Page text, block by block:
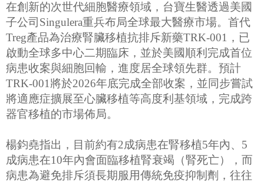
在創新的次世代細胞醫療領域，台寶生醫透過美國
子公司Singulera重兵布局全球最大醫療市場。首代
Treg產品為治療腎臟移植抗排斥新藥TRK-001，已
啟動全球多中心二期臨床，並於美國順利完成首位
病患收案與細胞回輸，進度居全球領先群。預計
TRK-001將於2026年底完成全部收案，並同步嘗試
將適應症擴展至心臟移植等高度利基領域，完成跨
器官移植的市場佈局。
楊鈞堯指出，目前約有2成病患在腎移植5年內、5
成病患在10年內會面臨移植腎衰竭（腎死亡），而
病患為避免排斥須長期服用傳統免疫抑制劑，往往